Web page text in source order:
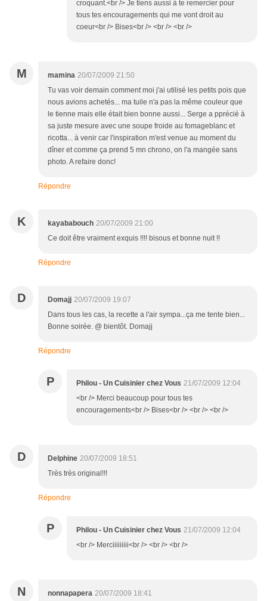
croquant.<br /> Je tiens aussi à te remercier pour
tous tes encouragements qui me vont droit au
coeur<br /> Bises<br /> <br /> <br />
M mamina 20/07/2009 21:50
Tu vas voir demain comment moi j'ai utilisé les petits pois que
nous avions achetés... ma tuile n'a pas la même couleur que
le tienne mais elle était bien bonne aussi... Serge a pprécié à
sa juste mesure avec une soupe froide au fomageblanc et
ricotta... à venir car l'inspiration m'est venue au moment du
dîner et comme ça prend 5 mn chrono, on l'a mangée sans
photo. A refaire donc!
Répondre
K kayababouch 20/07/2009 21:00
Ce doit être vraiment exquis !!!! bisous et bonne nuit !!
Répondre
D Domajj 20/07/2009 19:07
Dans tous les cas, la recette a l'air sympa...ça me tente bien...
Bonne soirée. @ bientôt. Domajj
Répondre
P Philou - Un Cuisinier chez Vous 21/07/2009 12:04
<br /> Merci beaucoup pour tous tes
encouragements<br /> Bises<br /> <br /> <br />
D Delphine 20/07/2009 18:51
Très très original!!!
Répondre
P Philou - Un Cuisinier chez Vous 21/07/2009 12:04
<br /> Merciiiiiiiii<br /> <br /> <br />
N nonnapapera 20/07/2009 18:41